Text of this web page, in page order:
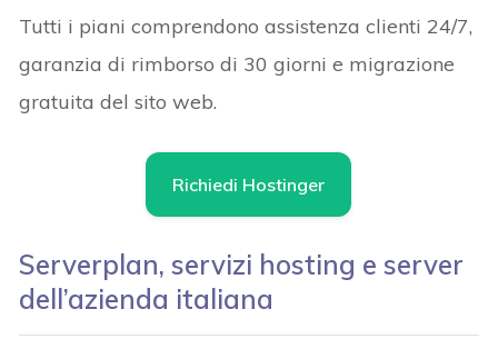
Tutti i piani comprendono assistenza clienti 24/7,
garanzia di rimborso di 30 giorni e migrazione
gratuita del sito web.
Richiedi Hostinger
Serverplan, servizi hosting e server
dell’azienda italiana